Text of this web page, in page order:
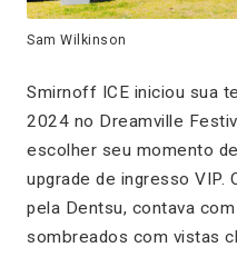
Sam Wilkinson
Smirnoff ICE iniciou sua
2024 no Dreamville
escolher seu momento
upgrade de ingresso VIP.
pela Dentsu, contava
sombreados com vistas